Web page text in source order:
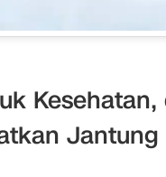
Jantung